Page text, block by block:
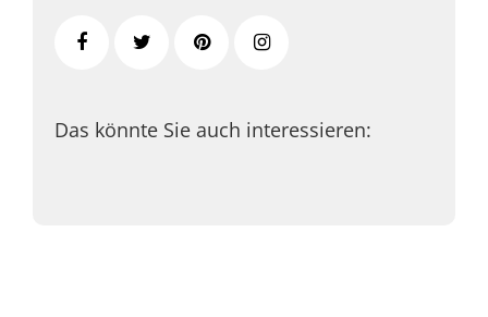
Das könnte Sie auch interessieren: